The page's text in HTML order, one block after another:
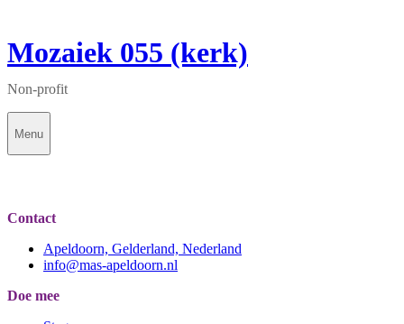
Mozaiek 055 (kerk)
Non-profit
Menu
Contact
Apeldoorn, Gelderland, Nederland
info@mas-apeldoorn.nl
Doe mee